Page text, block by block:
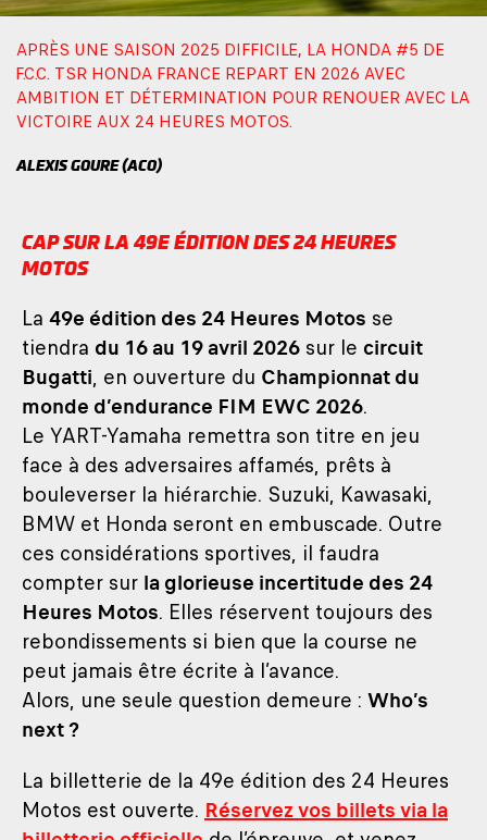
APRÈS UNE SAISON 2025 DIFFICILE, LA HONDA #5 DE
F.C.C. TSR HONDA FRANCE REPART EN 2026 AVEC
AMBITION ET DÉTERMINATION POUR RENOUER AVEC LA
VICTOIRE AUX 24 HEURES MOTOS.
ALEXIS GOURE (ACO)
CAP SUR LA 49E ÉDITION DES 24 HEURES
MOTOS
La 49e édition des 24 Heures Motos se
tiendra du 16 au 19 avril 2026 sur le circuit
Bugatti, en ouverture du Championnat du
monde d’endurance FIM EWC 2026.
Le YART-Yamaha remettra son titre en jeu
face à des adversaires affamés, prêts à
bouleverser la hiérarchie. Suzuki, Kawasaki,
BMW et Honda seront en embuscade. Outre
ces considérations sportives, il faudra
compter sur la glorieuse incertitude des 24
Heures Motos. Elles réservent toujours des
rebondissements si bien que la course ne
peut jamais être écrite à l’avance.
Alors, une seule question demeure : Who’s
next ?
La billetterie de la 49e édition des 24 Heures
Motos est ouverte. Réservez vos billets via la